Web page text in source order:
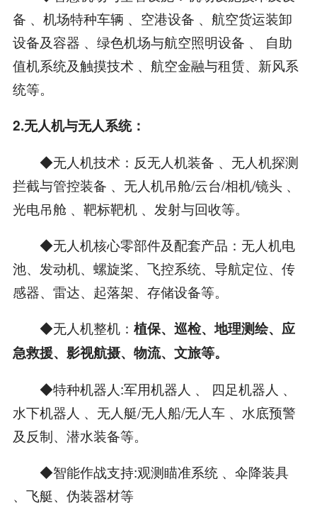
备 、机场特种车辆 、空港设备 、航空货运装卸
设备及容器 、绿色机场与航空照明设备 、 自助
值机系统及触摸技术 、航空金融与租赁、新风系
统等。
2.无人机与无人系统：
◆无人机技术：反无人机装备 、无人机探测
拦截与管控装备 、无人机吊舱/云台/相机/镜头 、
光电吊舱 、靶标靶机 、发射与回收等。
◆无人机核心零部件及配套产品：无人机电
池、发动机、螺旋桨、飞控系统、导航定位、传
感器、雷达、起落架、存储设备等。
◆无人机整机： 植保、巡检、地理测绘、应
急救援、影视航摄、物流、文旅等。
◆特种机器人:军用机器人 、 四足机器人 、
水下机器人 、无人艇/无人船/无人车 、水底预警
及反制、潜水装备等。
◆智能作战支持:观测瞄准系统 、伞降装具
、飞艇、伪装器材等